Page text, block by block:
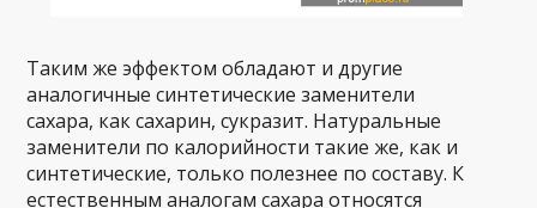
Таким же эффектом обладают и другие
аналогичные синтетические заменители
сахара, как сахарин, сукразит. Натуральные
заменители по калорийности такие же, как и
синтетические, только полезнее по составу. К
естественным аналогам сахара относятся